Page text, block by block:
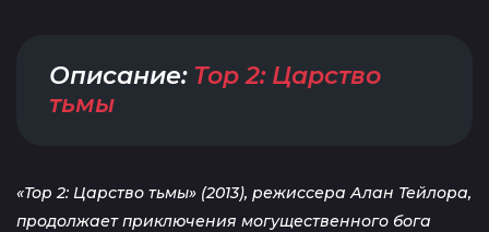
Описание: Тор 2: Царство
тьмы
«Тор 2: Царство тьмы» (2013), режиссера Алан Тейлора,
продолжает приключения могущественного бога